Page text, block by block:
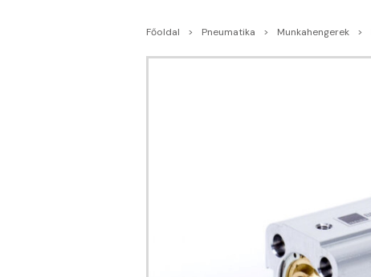
Főoldal Pneumatika Munkahengerek